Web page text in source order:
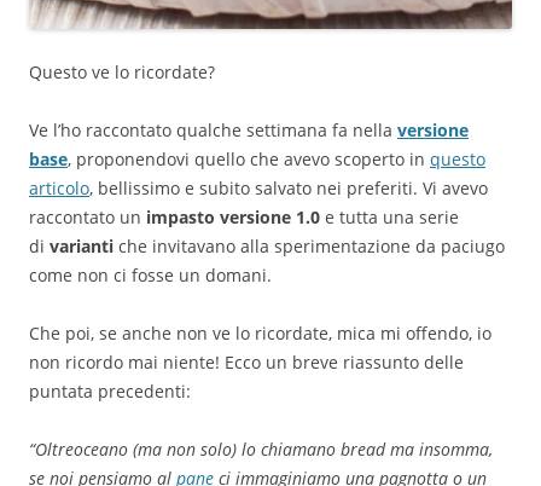
Questo ve lo ricordate?
Ve l’ho raccontato qualche settimana fa nella versione
base, proponendovi quello che avevo scoperto in questo
articolo, bellissimo e subito salvato nei preferiti. Vi avevo
raccontato un impasto versione 1.0 e tutta una serie
di varianti che invitavano alla sperimentazione da paciugo
come non ci fosse un domani.
Che poi, se anche non ve lo ricordate, mica mi offendo, io
non ricordo mai niente! Ecco un breve riassunto delle
puntata precedenti:
“Oltreoceano (ma non solo) lo chiamano bread ma insomma,
se noi pensiamo al pane ci immaginiamo una pagnotta o un